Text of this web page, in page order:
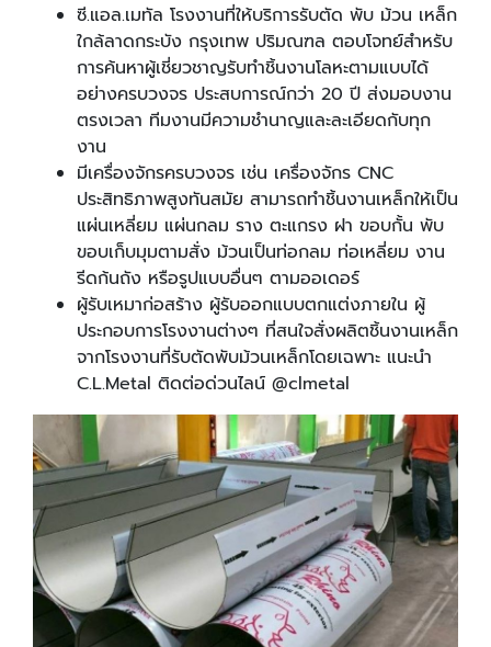
ซี.แอล.เมทัล โรงงานที่ให้บริการรับตัด พับ ม้วน เหล็ก
ใกล้ลาดกระบัง กรุงเทพ ปริมณฑล ตอบโจทย์สำหรับ
การค้นหาผู้เชี่ยวชาญรับทำชิ้นงานโลหะตามแบบได้
อย่างครบวงจร ประสบการณ์กว่า 20 ปี ส่งมอบงาน
ตรงเวลา ทีมงานมีความชำนาญและละเอียดกับทุก
งาน
มีเครื่องจักรครบวงจร เช่น เครื่องจักร CNC
ประสิทธิภาพสูงทันสมัย สามารถทำชิ้นงานเหล็กให้เป็น
แผ่นเหลี่ยม แผ่นกลม ราง ตะแกรง ฝา ขอบกั้น พับ
ขอบเก็บมุมตามสั่ง ม้วนเป็นท่อกลม ท่อเหลี่ยม งาน
รีดก้นถัง หรือรูปแบบอื่นๆ ตามออเดอร์
ผู้รับเหมาก่อสร้าง ผู้รับออกแบบตกแต่งภายใน ผู้
ประกอบการโรงงานต่างๆ ที่สนใจสั่งผลิตชิ้นงานเหล็ก
จากโรงงานที่รับตัดพับม้วนเหล็กโดยเฉพาะ แนะนำ
C.L.Metal ติดต่อด่วนไลน์ @clmetal